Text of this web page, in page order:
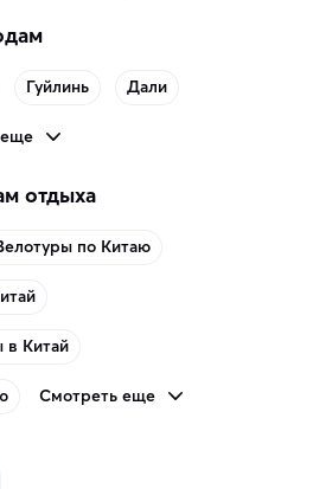
Гуйлинь Дали
отдыха
по Китаю
в Китай
Смотреть еще